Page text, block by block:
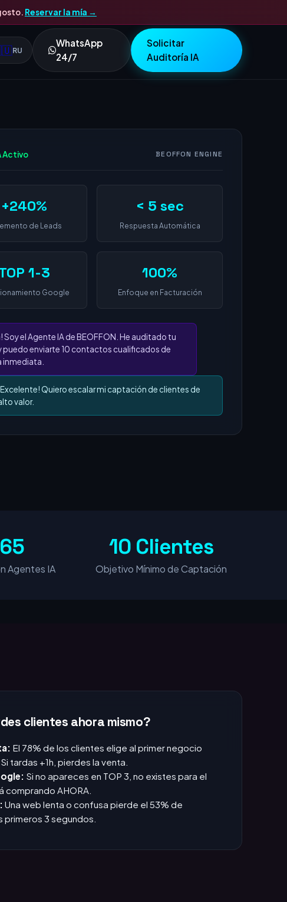
Reservar la mía →
RU
WhatsApp
24/7
Solicitar
Auditoría IA
+240%
de Leads
< 5 sec
Respuesta Automática
1-3
Google
100%
Enfoque en Facturación
Soy el Agente IA de BEOFFON. He auditado tu
puedo enviarte 10 contactos cualificados de
inmediata.
Quiero escalar mi captación de clientes de
10 Clientes
clientes ahora mismo?
El 78% de los clientes elige al primer negocio
tardas +1h, pierdes la venta.
Si no apareces en TOP 3, no existes para el
comprando AHORA.